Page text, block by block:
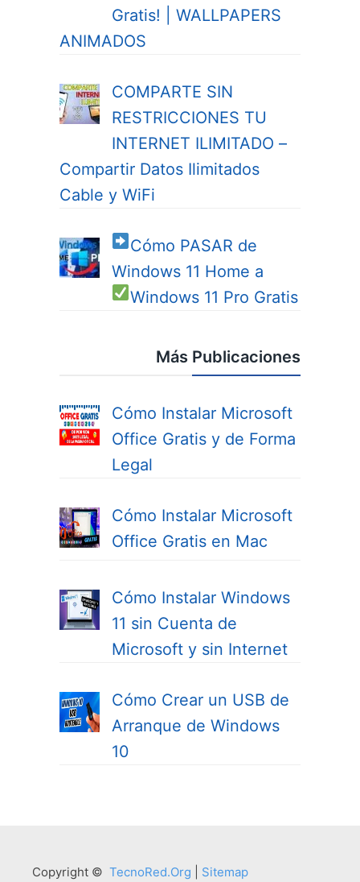
Gratis! | WALLPAPERS
ANIMADOS
COMPARTE SIN
RESTRICCIONES TU
INTERNET ILIMITADO –
Compartir Datos Ilimitados
Cable y WiFi
Cómo PASAR de
Windows 11 Home a
Windows 11 Pro Gratis
Más Publicaciones
Cómo Instalar Microsoft
Office Gratis y de Forma
Legal
Cómo Instalar Microsoft
Office Gratis en Mac
Cómo Instalar Windows
11 sin Cuenta de
Microsoft y sin Internet
Cómo Crear un USB de
Arranque de Windows
10
Copyright © TecnoRed.Org Sitemap